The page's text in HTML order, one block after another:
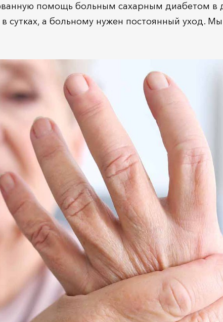
помощь больным сахарным диабетом в
сутках, а больному нужен постоянный уход.